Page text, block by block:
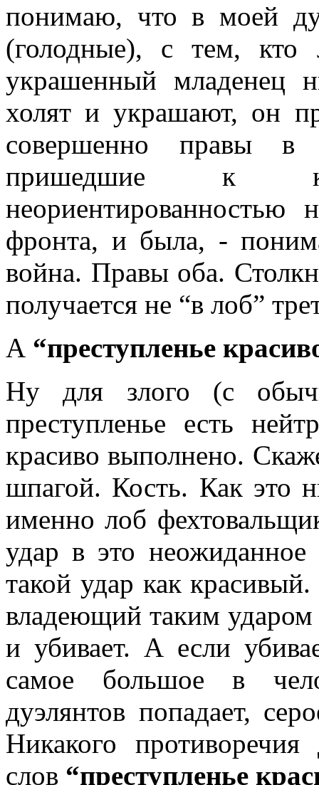
понимаю, что в моей
(голодные), с тем,
украшенный младенец
холят и украшают, он
совершенно правы в
пришедшие к
фронта, и была, -
война. Правы оба.
получается не “в лоб”
А “преступленье
Ну для злого (с
преступленье есть
красиво выполнено.
шпагой. Кость. Как это
именно лоб
удар в это
такой удар как
владеющий таким ударом
и убивает. А если
самое большое в
дуэлянтов попадает,
Никакого
слов “преступленье